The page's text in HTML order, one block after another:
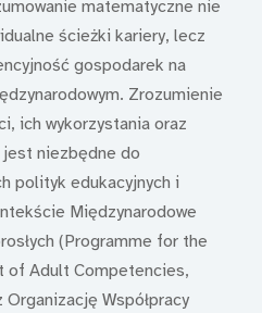
matematyczne nie
ścieżki kariery, lecz
gospodarek na
Zrozumienie
ich wykorzystania oraz
jest niezbędne do
polityk edukacyjnych i
Międzynarodowe
(Programme for the
of Adult Competencies,
Współpracy